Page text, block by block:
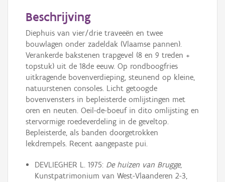
Beschrijving
Diephuis van vier/drie traveeën en twee
bouwlagen onder zadeldak (Vlaamse pannen).
Verankerde bakstenen trapgevel (8 en 9 treden +
topstuk) uit de 18de eeuw. Op rondboogfries
uitkragende bovenverdieping, steunend op kleine,
natuurstenen consoles. Licht getoogde
bovenvensters in bepleisterde omlijstingen met
oren en neuten. Oeil-de-boeuf in dito omlijsting en
stervormige roedeverdeling in de geveltop.
Bepleisterde, als banden doorgetrokken
lekdrempels. Recent aangepaste pui.
DEVLIEGHER L. 1975: De huizen van Brugge,
Kunstpatrimonium van West-Vlaanderen 2-3,